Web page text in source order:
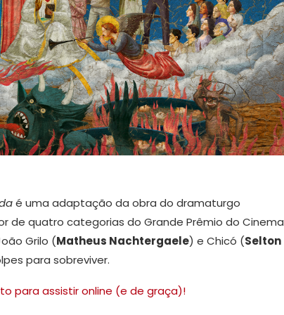
é uma adaptação da obra do dramaturgo
de quatro categorias do Grande Prêmio do Cinema
Grilo (Matheus Nachtergaele) e Chicó (Selton
para sobreviver.
para assistir online (e de graça)!